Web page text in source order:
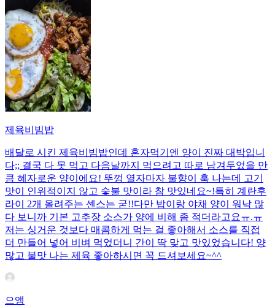
제육비빔밥
배달로 시킨 제육비빔밥인데 혼자먹기엔 양이 진짜 대박입니
다;; 결국 다 못 먹고 다음날까지 먹으려고 따로 남겨두었을 만
큼 혜자로운 양이에요! 뚜껑 열자마자 불향이 훅 나는데 고기
맛이 인위적이지 않고 숯불 맛이라 참 맛있네요~!특히 계란후
라이 2개 올려주는 센스는 굳!! ​다만 밥이랑 야채 양이 워낙 많
다 보니까 기본 고추장 소스가 양에 비해 좀 적더라고요ㅠ.ㅠ
저는 싱거운 것보다 매콤하게 먹는 걸 좋아해서 소스를 직접
더 만들어 넣어 비벼 먹었더니 간이 딱 맞고 맛있었습니다! 양
많고 불맛 나는 제육 좋아하시면 꼭 드셔보세요~^^
으앵